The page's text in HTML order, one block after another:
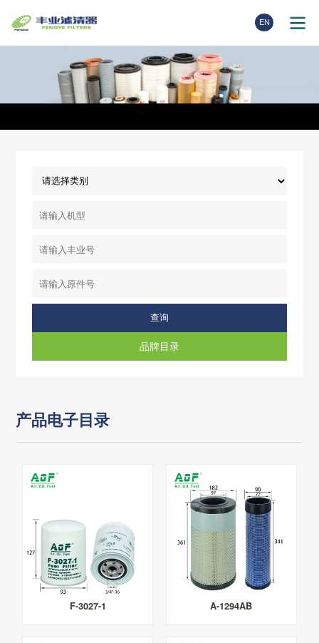
EN
查询
品牌目录
产品电子目录
F-3027-1 A-1294AB